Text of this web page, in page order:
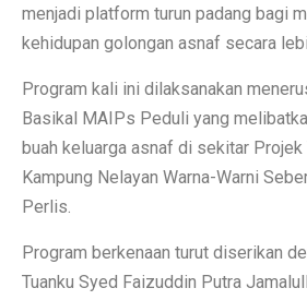
menjadi platform turun padang bagi
kehidupan golongan asnaf secara
Program kali ini dilaksanakan
Basikal MAIPs Peduli yang
buah keluarga asnaf di sekitar
Kampung Nelayan Warna-Warni
Perlis.
Program berkenaan turut diserikan
Tuanku Syed Faizuddin Putra